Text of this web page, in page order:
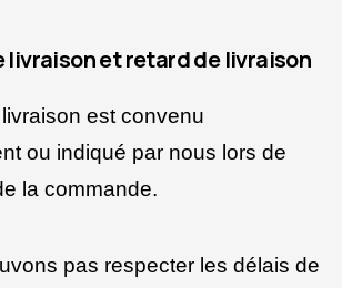
livraison et retard de livraison
est convenu
ou indiqué par nous lors de
la commande.
pas respecter les délais de